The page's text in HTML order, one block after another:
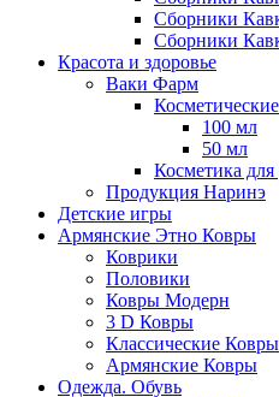
Сборники
Сборники
Красота и здоровье
Ваки Фарм
100 мл
50 мл
Косметика для
Продукция Наринэ
Детские игры
Армянские Этно Ковры
Коврики
Половики
Ковры Модерн
3 D Ковры
Классические Ковры
Армянские Ковры
Одежда. Обувь